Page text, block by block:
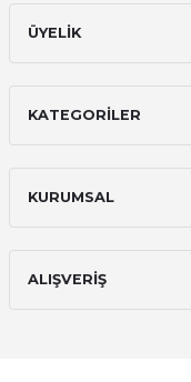
ÜYELİK
KATEGORİLER
KURUMSAL
ALIŞVERİŞ